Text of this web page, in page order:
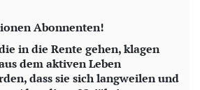
y
V
i
Abonnenten!
in die Rente gehen, klagen
dem aktiven Leben
dass sie sich langweilen und